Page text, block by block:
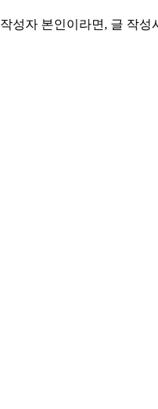
작성자 본인이라면, 글 작성